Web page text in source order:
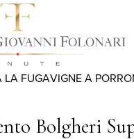
LA FUGAVIGNE A
Bolgheri